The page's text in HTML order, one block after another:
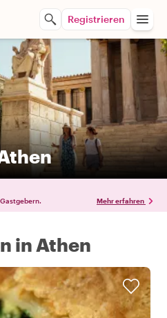
Registrieren
Mehr erfahren
in Athen